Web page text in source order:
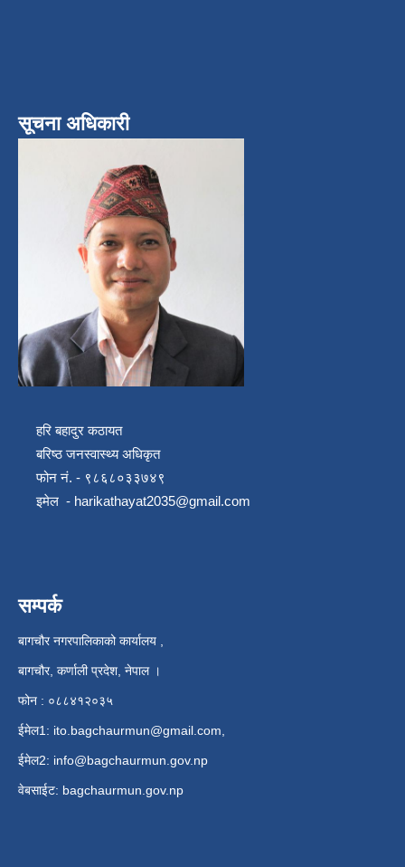
सूचना अधिकारी
हरि बहादुर कठायत
बरिष्ठ जनस्वास्थ्य अधिकृत
फोन नं. - ९८६८०३३७४९
इमेल - harikathayat2035@gmail.com
सम्पर्क
बागचौर नगरपालिकाको कार्यालय ,
बागचौर, कर्णाली प्रदेश, नेपाल ।
फोन : ०८८४१२०३५
ईमेल1: ito.bagchaurmun@gmail.com
ईमेल2: info@bagchaurmun.gov.np
वे‍बसाईट: bagchaurmun.gov.np